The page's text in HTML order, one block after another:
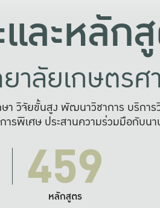
ละหลัก
าลัยเกษตรศ
า วิจัยขั้นสูง พัฒนาวิชาการ บริกา
ารพิเศษ ประสานความร่วมมือกับน
459
หลักสูตร